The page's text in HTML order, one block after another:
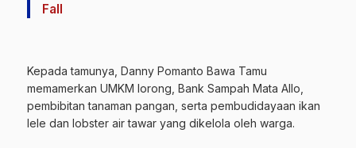
Fall
Kepada tamunya, Danny Pomanto Bawa Tamu
memamerkan UMKM lorong, Bank Sampah Mata Allo,
pembibitan tanaman pangan, serta pembudidayaan ikan
lele dan lobster air tawar yang dikelola oleh warga.